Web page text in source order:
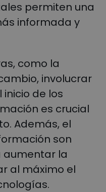
permiten una
informada y
como la
involucrar
de los
es crucial
Además, el
son
aumentar la
al máximo el